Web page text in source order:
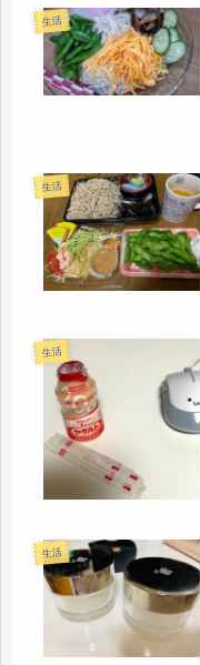
生活
生活
生活
生活